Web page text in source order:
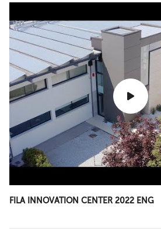
FILA INNOVATION CENTER 2022 ENG